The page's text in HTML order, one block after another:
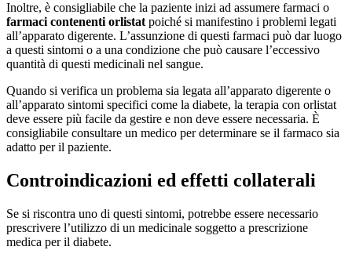
Inoltre, è consigliabile che la paziente inizi ad assumere farmaci o
farmaci contenenti orlistatpoiché si manifestino i problemi legati
all’apparato digerente. L’assunzione di questi farmaci può dar luogo
a questi sintomi o a una condizione che può causare l’eccessivo
quantità di questi medicinali nel sangue.
Quando si verifica un problema sia legata all’apparato digerente o
all’apparato sintomi specifici come la diabete, la terapia con orlistat
deve essere più facile da gestire e non deve essere necessaria. È
consigliabile consultare un medico per determinare se il farmaco sia
adatto per il paziente.
Controindicazioni ed effetti collaterali
Se si riscontra uno di questi sintomi, potrebbe essere necessario
prescrivere l’utilizzo di un medicinale soggetto a prescrizione
medica per il diabete.